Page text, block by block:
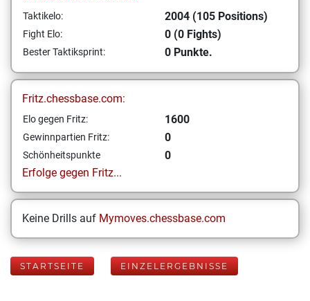
Taktikelo: 2004 (105 Positions)
Fight Elo: 0 (0 Fights)
Bester Taktiksprint: 0 Punkte.
Fritz.chessbase.com:
Elo gegen Fritz: 1600
Gewinnpartien Fritz: 0
Schönheitspunkte
0
Erfolge gegen Fritz...
Keine Drills auf Mymoves.chessbase.com
STARTSEITE EINZELERGEBNISSE